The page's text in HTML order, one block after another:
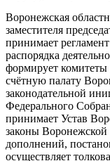
Воронежская
заместителя
принимает
распорядка
формирует комитеты
счётную палату
законодательной
Федерального
принимает Устав
законы Воронежской
дополнений,
осуществляет